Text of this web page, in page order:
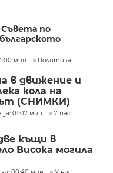
Съвета по
мин. Политика
в движение и
кола на
(СНИМКИ)
01:07 мин. У нас
къщи в
Висока могила